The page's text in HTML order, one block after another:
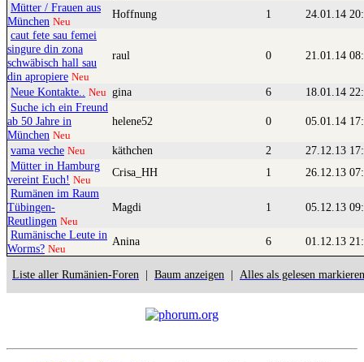
Mütter / Frauen aus
München Neu
Hoffnung 1
24.01.14
caut fete sau femei
singure din zona
schwäbisch hall sau
din apropiere Neu
raul 0 21.01.14
Neue Kontakte.. Neu gina 6
18.01.14
Suche ich ein Freund
ab 50 Jahre in
München Neu
helene52 0 05.01.14
vama veche Neu käthchen 2
27.12.13
Mütter in Hamburg
vereint Euch! Neu
Crisa_HH 1
26.12.13
Rumänen im Raum
Tübingen-
Reutlingen Neu
Magdi 1 05.12.13
Rumänische Leute in
Worms? Neu
Anina 6 01.12.13
Liste aller Rumänien-Foren Baum anzeigen Alles als gelesen markieren